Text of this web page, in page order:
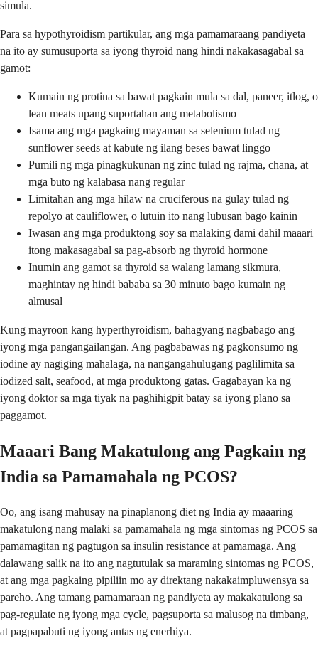
simula.
Para sa hypothyroidism partikular, ang mga pamamaraang pandiyeta
na ito ay sumusuporta sa iyong thyroid nang hindi nakakasagabal sa
gamot:
Kumain ng protina sa bawat pagkain mula sa dal, paneer, itlog, o
lean meats upang suportahan ang metabolismo
Isama ang mga pagkaing mayaman sa selenium tulad ng
sunflower seeds at kabute ng ilang beses bawat linggo
Pumili ng mga pinagkukunan ng zinc tulad ng rajma, chana, at
mga buto ng kalabasa nang regular
Limitahan ang mga hilaw na cruciferous na gulay tulad ng
repolyo at cauliflower, o lutuin ito nang lubusan bago kainin
Iwasan ang mga produktong soy sa malaking dami dahil maaari
itong makasagabal sa pag-absorb ng thyroid hormone
Inumin ang gamot sa thyroid sa walang lamang sikmura,
maghintay ng hindi bababa sa 30 minuto bago kumain ng
almusal
Kung mayroon kang hyperthyroidism, bahagyang nagbabago ang
iyong mga pangangailangan. Ang pagbabawas ng pagkonsumo ng
iodine ay nagiging mahalaga, na nangangahulugang paglilimita sa
iodized salt, seafood, at mga produktong gatas. Gagabayan ka ng
iyong doktor sa mga tiyak na paghihigpit batay sa iyong plano sa
paggamot.
Maaari Bang Makatulong ang Pagkain ng
India sa Pamamahala ng PCOS?
Oo, ang isang mahusay na pinaplanong diet ng India ay maaaring
makatulong nang malaki sa pamamahala ng mga sintomas ng PCOS sa
pamamagitan ng pagtugon sa insulin resistance at pamamaga. Ang
dalawang salik na ito ang nagtutulak sa maraming sintomas ng PCOS,
at ang mga pagkaing pipiliin mo ay direktang nakakaimpluwensya sa
pareho. Ang tamang pamamaraan ng pandiyeta ay makakatulong sa
pag-regulate ng iyong mga cycle, pagsuporta sa malusog na timbang,
at pagpapabuti ng iyong antas ng enerhiya.